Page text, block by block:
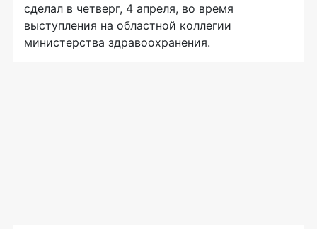
сделал в четверг, 4 апреля, во время
выступления на областной коллегии
министерства здравоохранения.